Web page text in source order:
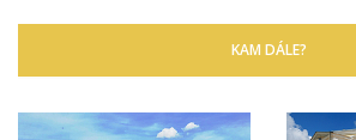
KAM DÁLE?